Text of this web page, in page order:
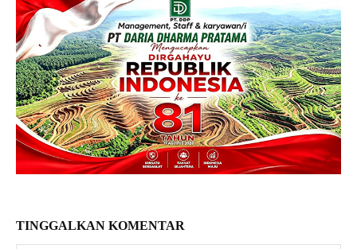
TINGGALKAN KOMENTAR